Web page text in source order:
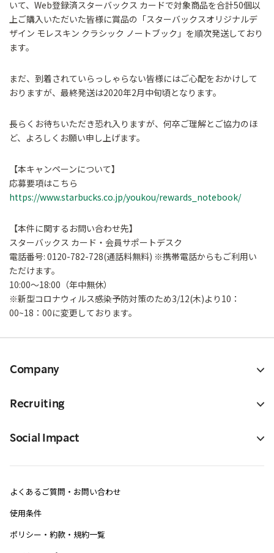
いて、Web登録済スターバックス カードで対象商品を合計50個以
上ご購入いただいた皆様に賞品の「スターバックスオリジナルデ
ザイン モレスキン クラシック ノートブック」を順次発送しており
ます。
まだ、到着されていらっしゃらない皆様にはご心配をおかけして
おりますが、最終発送は2020年2月中旬頃となります。
長らくお待ちいただき恐れ入りますが、何卒ご理解とご協力のほ
ど、よろしくお願い申し上げます。
【本キャンペーンについて】
応募要項はこちら
https://www.starbucks.co.jp/youkou/rewards_notebook/
【本件に関するお問い合わせ先】
スターバックス カード・会員サポートデスク
電話番号: 0120-782-728(通話料無料) ※携帯電話からもご利用い
ただけます。
10:00～18:00（年中無休）
※新型コロナウィルス感染予防対策のため3/12(木)より10：
00~18：00に変更しております。
Company
Recruiting
Social Impact
よくあるご質問・お問い合わせ
使用条件
ポリシー・約款・規約一覧